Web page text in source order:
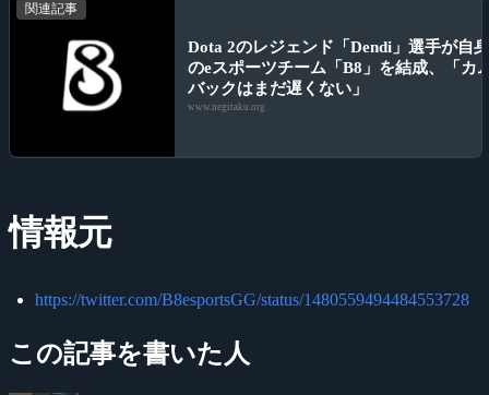
関連記事
Dota 2のレジェンド「Dendi」選手が自
のeスポーツチーム「B8」を結成、「カ
バックはまだ遅くない」
www.negitaku.org
情報元
https://twitter.com/B8esportsGG/status/1480559494484553728
この記事を書いた人